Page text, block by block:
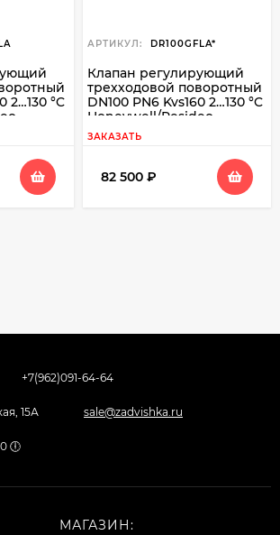
2…130 °C
АРТИКУЛ: DR100GFLA*
Клапан регулирующий
трехходовой поворотный
DN100 PN6 Kvs160 2…130 °C
Honeywell/Resideo
*DR100GFLA*
ЗАКАЗАТЬ
82 500 ₽
+7(962)091-64-64
15А sale@zadvishka.ru
🕕
МАГАЗИН: